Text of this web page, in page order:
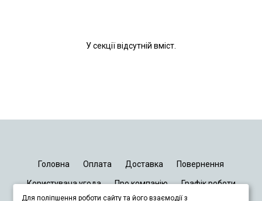
У секції відсутній вміст.
Головна Оплата Доставка Повернення
Користувача угода Про компанію Графік роботи
Для поліпшення роботи сайту та його взаємодії з